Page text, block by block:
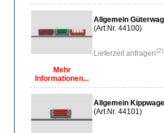
Mehr
Informationen...
Allgemein
(Art.Nr. 44100)
Lieferzeit anfragen(2)
Allgemein
(Art.Nr. 44101)